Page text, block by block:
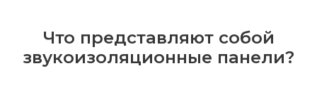
Что представляют собой
звукоизоляционные панели?